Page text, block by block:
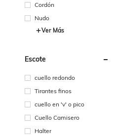
Cordón
Nudo
Ver Más
Escote
cuello redondo
Tirantes finos
cuello en 'v' o pico
Cuello Camisero
Halter